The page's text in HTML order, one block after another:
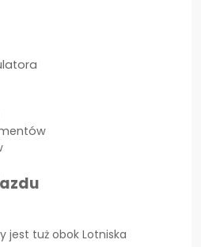
jest tuż obok Lotniska